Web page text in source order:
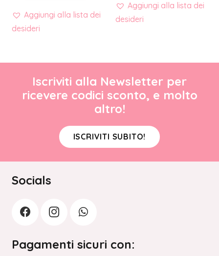
Aggiungi alla lista dei
desideri
Aggiungi alla lista dei
desideri
Iscriviti alla Newsletter per
ricevere codici sconto, e molto
altro!
ISCRIVITI SUBITO!
Socials
Pagamenti sicuri con: